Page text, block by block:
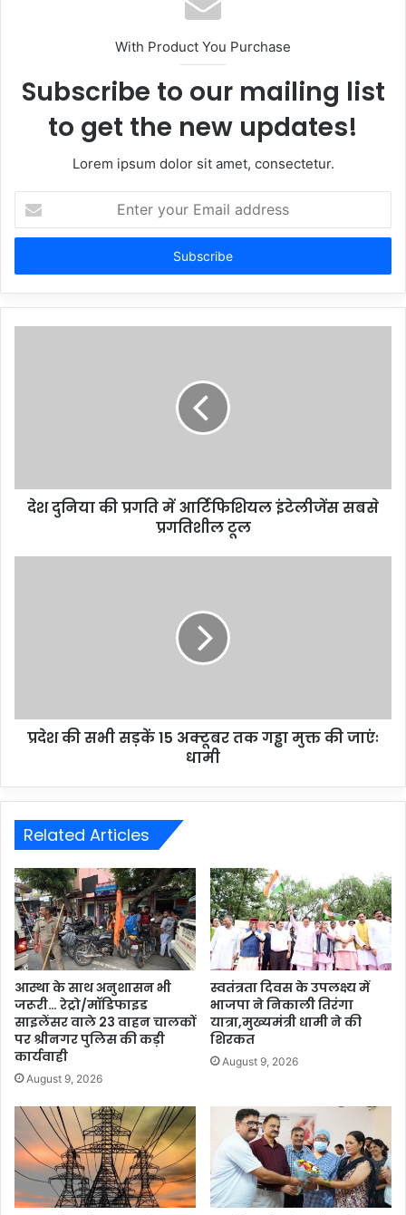
With Product You Purchase
Subscribe to our mailing list
to get the new updates!
Lorem ipsum dolor sit amet, consectetur.
Enter
your
Email
देश दुनिया की प्रगति में आर्टिफिशियल इंटेलीजेंस सबसे
प्रगतिशील टूल
प्रदेश की सभी सड़कें 15 अक्टूबर तक गड्ढा मुक्त की जाएंः
धामी
Related Articles
आस्था के साथ अनुशासन भी
जरूरी… रेट्रो/मॉडिफाइड
साइलेंसर वाले 23 वाहन चालकों
पर श्रीनगर पुलिस की कड़ी
कार्यवाही
August 9, 2026
स्वतंत्रता दिवस के उपलक्ष्य में
भाजपा ने निकाली तिरंगा
यात्रा,मुख्यमंत्री धामी ने की
शिरकत
August 9, 2026